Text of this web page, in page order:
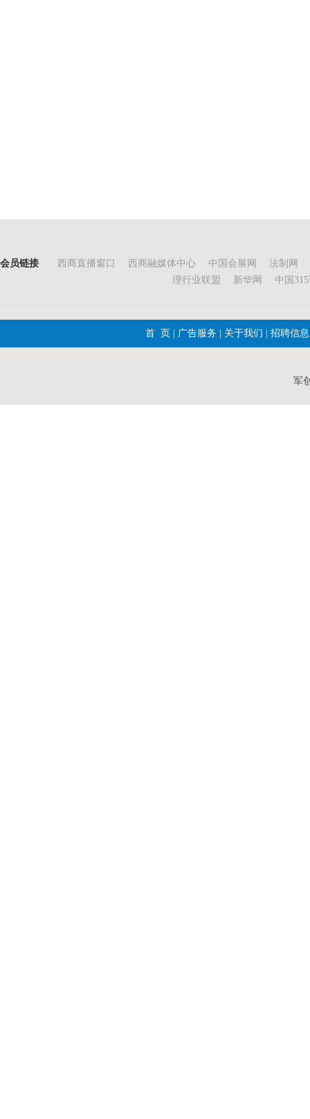
会员链接 西商直播窗口 西商融媒体中心 中国会展网 法制网
理行业联盟
新华网 中国
首 页 广告服务 关于我们 招聘信息
军